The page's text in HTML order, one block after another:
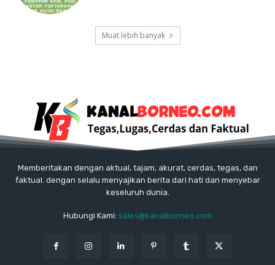
Muat lebih banyak
Memberitakan dengan aktual, tajam, akurat, cerdas, tegas, dan
faktual. dengan selalu menyajikan berita dari hati dan menyebar
keseluruh dunia.
Hubungi Kami: sales@kanalborneo.com